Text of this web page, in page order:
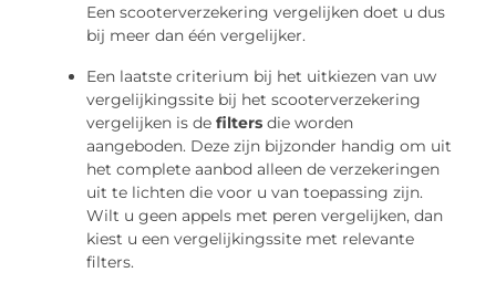
Een scooterverzekering vergelijken doet u dus
bij meer dan één vergelijker.
Een laatste criterium bij het uitkiezen van uw
vergelijkingssite bij het scooterverzekering
vergelijken is defilters die worden
aangeboden. Deze zijn bijzonder handig om uit
het complete aanbod alleen de verzekeringen
uit te lichten die voor u van toepassing zijn.
Wilt u geen appels met peren vergelijken, dan
kiest u een vergelijkingssite met relevante
filters.